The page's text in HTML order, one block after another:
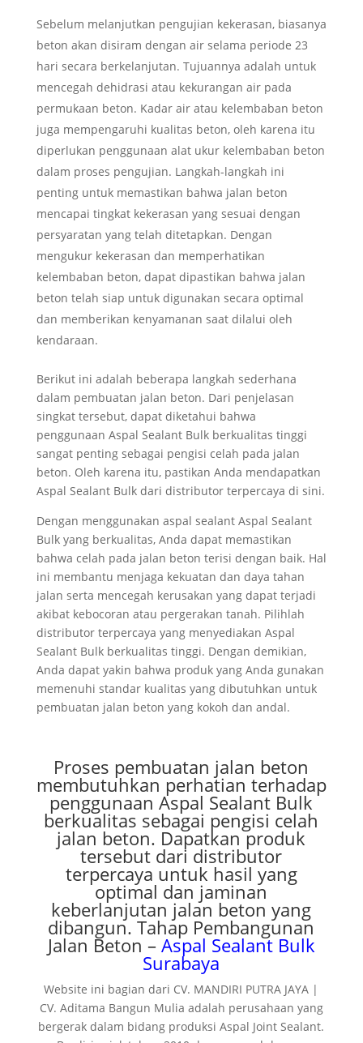
Sebelum melanjutkan pengujian kekerasan, biasanya
beton akan disiram dengan air selama periode 23
hari secara berkelanjutan. Tujuannya adalah untuk
mencegah dehidrasi atau kekurangan air pada
permukaan beton. Kadar air atau kelembaban beton
juga mempengaruhi kualitas beton, oleh karena itu
diperlukan penggunaan alat ukur kelembaban beton
dalam proses pengujian. Langkah-langkah ini
penting untuk memastikan bahwa jalan beton
mencapai tingkat kekerasan yang sesuai dengan
persyaratan yang telah ditetapkan. Dengan
mengukur kekerasan dan memperhatikan
kelembaban beton, dapat dipastikan bahwa jalan
beton telah siap untuk digunakan secara optimal
dan memberikan kenyamanan saat dilalui oleh
kendaraan.
Berikut ini adalah beberapa langkah sederhana
dalam pembuatan jalan beton. Dari penjelasan
singkat tersebut, dapat diketahui bahwa
penggunaan Aspal Sealant Bulk berkualitas tinggi
sangat penting sebagai pengisi celah pada jalan
beton. Oleh karena itu, pastikan Anda mendapatkan
Aspal Sealant Bulk dari distributor terpercaya di sini.
Dengan menggunakan aspal sealant Aspal Sealant
Bulk yang berkualitas, Anda dapat memastikan
bahwa celah pada jalan beton terisi dengan baik. Hal
ini membantu menjaga kekuatan dan daya tahan
jalan serta mencegah kerusakan yang dapat terjadi
akibat kebocoran atau pergerakan tanah. Pilihlah
distributor terpercaya yang menyediakan Aspal
Sealant Bulk berkualitas tinggi. Dengan demikian,
Anda dapat yakin bahwa produk yang Anda gunakan
memenuhi standar kualitas yang dibutuhkan untuk
pembuatan jalan beton yang kokoh dan andal.
Proses pembuatan jalan beton
membutuhkan perhatian terhadap
penggunaan Aspal Sealant Bulk
berkualitas sebagai pengisi celah
jalan beton. Dapatkan produk
tersebut dari distributor
terpercaya untuk hasil yang
optimal dan jaminan
keberlanjutan jalan beton yang
dibangun. Tahap Pembangunan
Jalan Beton – Aspal Sealant Bulk
Surabaya
Website ini bagian dari CV. MANDIRI PUTRA JAYA |
CV. Aditama Bangun Mulia adalah perusahaan yang
bergerak dalam bidang produksi Aspal Joint Sealant.